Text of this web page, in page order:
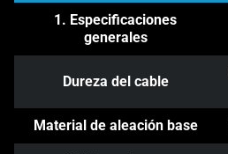
1. Especificaciones
generales
Dureza del cable
Material de aleación base